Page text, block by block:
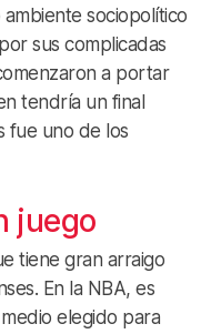
sociopolítico
sus complicadas
a portar
tendría un final
fue uno de los
juego
tiene gran arraigo
En la NBA, es
elegido para